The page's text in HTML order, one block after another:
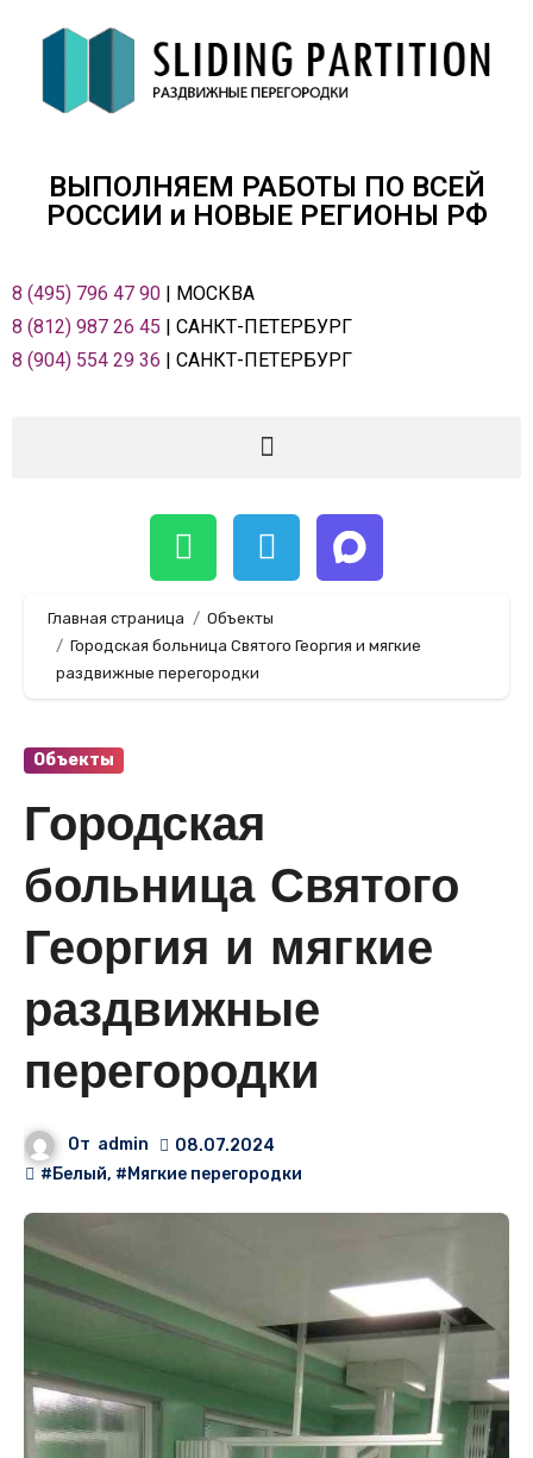
ВЫПОЛНЯЕМ РАБОТЫ ПО ВСЕЙ
РОСCИИ и НОВЫЕ РЕГИОНЫ РФ
8 (495) 796 47 90 | МОСКВА
8 (812) 987 26 45 | САНКТ-ПЕТЕРБУРГ
8 (904) 554 29 36 | САНКТ-ПЕТЕРБУРГ
Главная страница
Объекты
Городская больница Святого Георгия и мягкие
раздвижные перегородки
Объекты
Городская
больница Святого
Георгия и мягкие
раздвижные
перегородки
От admin
08.07.2024
#Белый, #Мягкие перегородки